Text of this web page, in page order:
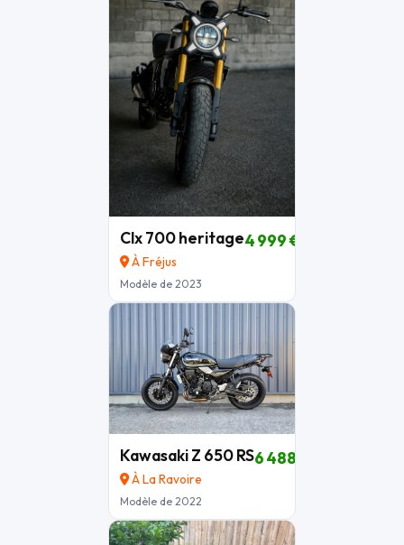
Clx 700 heritage
À Fréjus
Modèle de 2023
4 999 €
Kawasaki Z 650 RS
À La Ravoire
Modèle de 2022
6 488 €